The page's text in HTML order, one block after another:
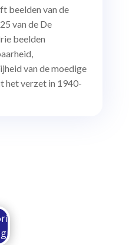
beelden van de
van de De
beelden
van de moedige
het verzet in 1940-